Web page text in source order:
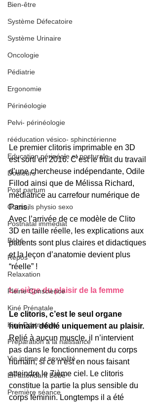
Bien-être
Système Défecatoire
Système Urinaire
Oncologie
Pédiatrie
Ergonomie
Périnéologie
Pelvi- périnéologie
rééducation vésico- sphinctérienne
Education périnéale et posturale
Douleurs
Post partum
Conseils physio sexo
Postnatal immédiat
Bébé
Repos
Relaxation
Pleine Conscience
Kiné Prénatale
Kiné Postnatale
Préparation à la naissance
Vie intime et sexualité
En attendant Bébé
Première séance
Le premier clitoris imprimable en 3D
est sorti en 2016. C’est le fruit du travail
d’une chercheuse indépendante, Odile
Fillod ainsi que de Mélissa Richard,
médiatrice au carrefour numérique de
Paris.
Avec l’arrivée de ce modèle de Clito
3D en taille réelle, les explications aux
patients sont plus claires et didactiques
et la leçon d’anatomie devient plus
“réelle” !
Le siège du plaisir de la femme
Le clitoris, c’est le seul organe
humain dédié uniquement au plaisir.
Relié à aucun muscle, il n’intervient
pas dans le fonctionnement du corps
humain, si ce n’est en nous faisant
atteindre le 7ième ciel. Le clitoris
constitue la partie la plus sensible du
corps féminin. Longtemps il a été